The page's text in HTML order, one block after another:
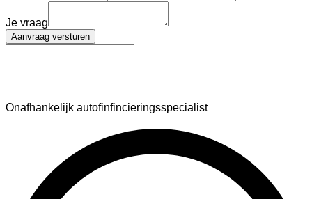
Je vraag
Aanvraag versturen
Onafhankelijk autofinfincieringsspecialist